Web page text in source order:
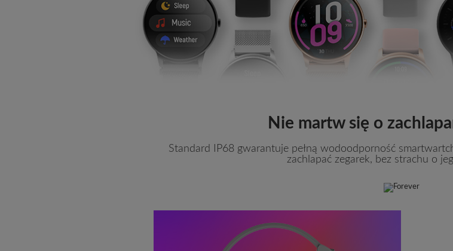
Nie martw się o
Standard IP68 gwarantuje pełną wodoodporność
zachlapać zegarek, bez strachu o